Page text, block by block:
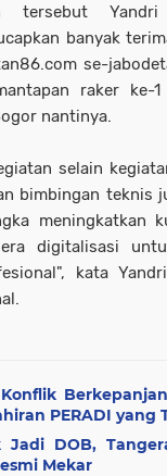
tersebut
banyak
se-
raker ke-
nantinya.
selain
bimbingan teknis
meningkatkan
digitalisasi
kata
PERADI yang
Jadi DOB,
Mekar